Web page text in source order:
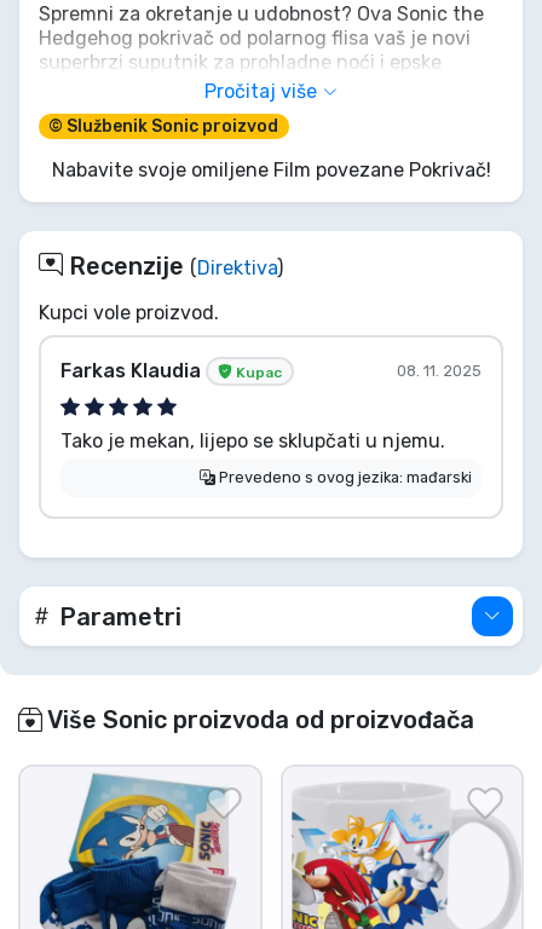
Spremni za okretanje u udobnost? Ova Sonic the
Hedgehog pokrivač od polarnog flisa vaš je novi
superbrzi suputnik za prohladne noći i epske
gaming sesije. Zgrabite prstenje (ili grickalice),
ušuškajte se i pripremite se za avanturu, jer čak i
najbrži jež treba ugodan odmor. Ne dopustite da
vam Dr. Eggman ukrade toplinu; podignite svoje
opuštanje na višu razinu!
Pročitaj više
© Službenik Sonic proizvod
Nabavite svoje omiljene Film povezane Pokrivač!
Recenzije (Direktiva)
Kupci vole proizvod.
Farkas Klaudia Kupac 08. 11. 2025
Tako je mekan, lijepo se sklupčati u njemu.
Prevedeno s ovog jezika: mađarski
Parametri
Više Sonic proizvoda od proizvođača